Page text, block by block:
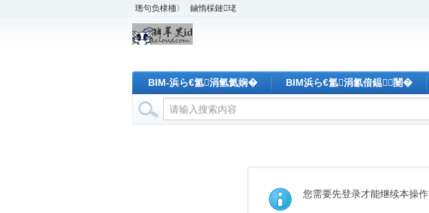
璁句负棣栭〉 鏀惰棌鏈珯
BIM-浜ら€氳涓氫氦娴� BIM浜ら€氳涓氱偣鎾闄�
您需要先登录才能继续本操作